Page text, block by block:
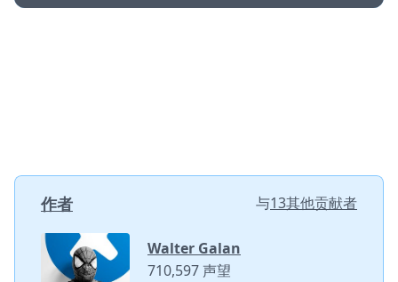
作者 与13其他贡献者
Walter Galan
710,597 声望